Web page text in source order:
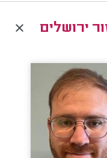
ירושלים